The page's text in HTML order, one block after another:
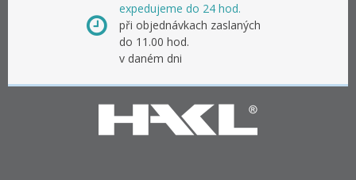
expedujeme do 24 hod.
při objednávkach zaslaných
do 11.00 hod.
v daném dni